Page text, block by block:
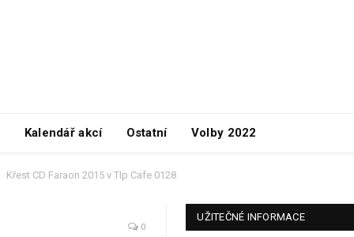
Kalendář akcí Ostatní Volby 2022
Křest CD Faraon 2015 v TIp Cafe 0128
0
UŽITEČNÉ INFORMACE